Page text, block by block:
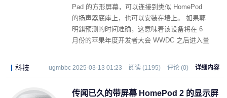
Pad 的方形屏幕，可以连接到类似 HomePod
的扬声器底座上，也可以安装在墙上。 如果郭
明錤预测的时间准确，这意味着该设备将在 6
月份的苹果年度开发者大会 WWDC 之后进入量
科技 ugmbbc 2025-03-13 01:23 阅读 (1195) 评论 (0) 详细内容
传闻已久的带屏幕 HomePod 2 的显示屏